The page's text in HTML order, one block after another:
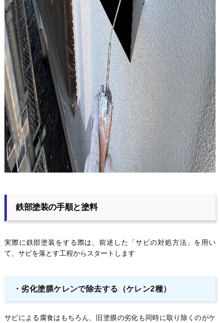
鉄部塗装の手順と塗料
実際に鉄部塗装をする際は、前述した「サビの対処方法」を用い
て、サビを落とす工程からスタートします
・劣化塗膜ケレンで除去する（ケレン2種）
サビによる腐食はもちろん、旧塗膜の劣化も同時に取り除くのがケ